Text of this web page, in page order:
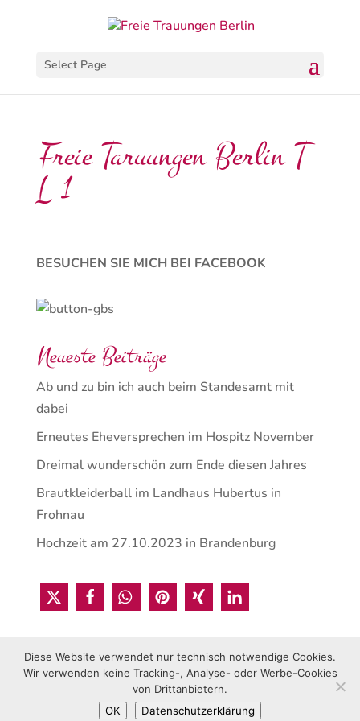
Select Page
Freie Taruungen Berlin T
L 1
BESUCHEN SIE MICH BEI FACEBOOK
Neueste Beiträge
Ab und zu bin ich auch beim Standesamt mit
dabei
Erneutes Eheversprechen im Hospitz November
Dreimal wunderschön zum Ende diesen Jahres
Brautkleiderball im Landhaus Hubertus in
Frohnau
Hochzeit am 27.10.2023 in Brandenburg
© 2021 Sabrina Rucks • Gestaltet von Vica Media Berlin
Diese Website verwendet nur technisch notwendige Cookies.
Wir verwenden keine Tracking-, Analyse- oder Werbe-Cookies
von Drittanbietern.
OK
Datenschutzerklärung